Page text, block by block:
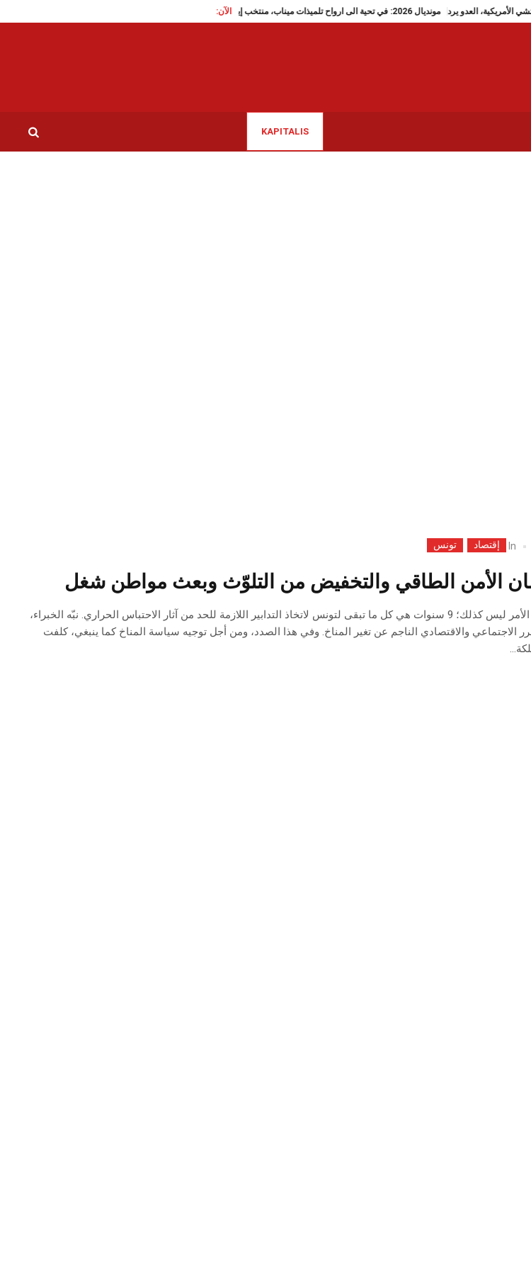
الآن: الأباتشي الأمريكية، العدو يرد مونديال 2026: في تحية الى ارواح تلميذات ميناب، منتخب إيران يضع دَبُّوس رقم 168
KAPITALIS
In إقتصاد تونس
الأمن الطاقي والتخفيض من التلوّث وبعث مواطن شغل
قد تبدو سنة 2030 بعيدًة عنا، لكن الأمر ليس كذلك؛ 9 سنوات هي كل ما تبقى لتونس لاتخاذ التدابير اللازمة للحد من آثار الاحتباس الحراري. نبّه الخبراء،
الاجتماعي والاقتصادي الناجم عن تغير المناخ. وفي هذا الصدد، ومن أجل توجيه سياسة المناخ كما ينبغي، كلفت